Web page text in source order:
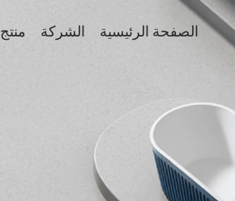
الصفحة الرئيسية الشركة منتج